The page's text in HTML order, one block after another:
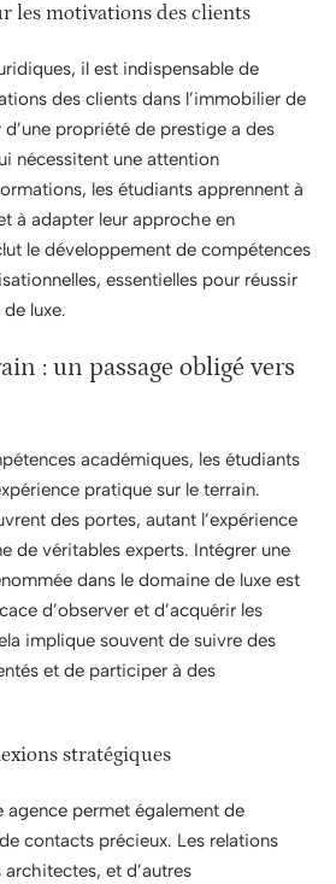
les motivations des clients
il est indispensable de
des clients dans l’immobilier de
propriété de prestige a des
nécessitent une attention
les étudiants apprennent à
à adapter leur approche en
le développement de compétences
essentielles pour réussir
luxe.
: un passage obligé vers
académiques, les étudiants
pratique sur le terrain.
des portes, autant l’expérience
de véritables experts. Intégrer une
dans le domaine de luxe est
d’observer et d’acquérir les
implique souvent de suivre des
et de participer à des
stratégiques
agence permet également de
contacts précieux. Les relations
et d’autres